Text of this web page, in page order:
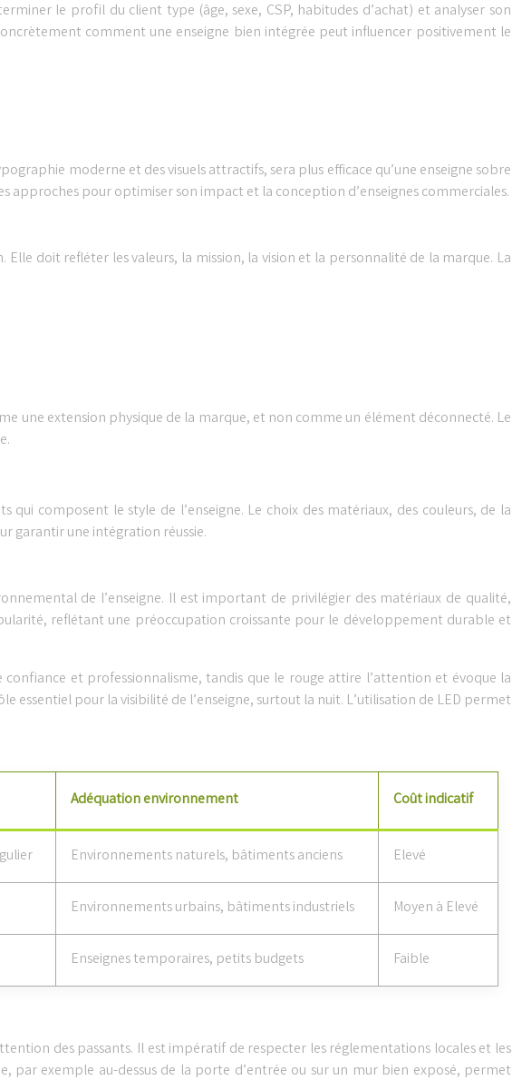
le profil du client type (âge, sexe, CSP, habitudes d’achat) et analyser son
comment une enseigne bien intégrée peut influencer positivement le
moderne et des visuels attractifs, sera plus efficace qu’une enseigne sobre
approches pour optimiser son impact et la conception d’enseignes commerciales.
doit refléter les valeurs, la mission, la vision et la personnalité de la marque. La
une extension physique de la marque, et non comme un élément déconnecté. Le
composent le style de l’enseigne. Le choix des matériaux, des couleurs, de la
garantir une intégration réussie.
de l’enseigne. Il est important de privilégier des matériaux de qualité,
reflétant une préoccupation croissante pour le développement durable et
et professionnalisme, tandis que le rouge attire l’attention et évoque la
essentiel pour la visibilité de l’enseigne, surtout la nuit. L’utilisation de LED permet
Adéquation environnement Coût indicatif
Environnements naturels, bâtiments anciens Elevé
Environnements urbains, bâtiments industriels Moyen à Elevé
Enseignes temporaires, petits budgets Faible
des passants. Il est impératif de respecter les réglementations locales et les
par exemple au-dessus de la porte d’entrée ou sur un mur bien exposé, permet